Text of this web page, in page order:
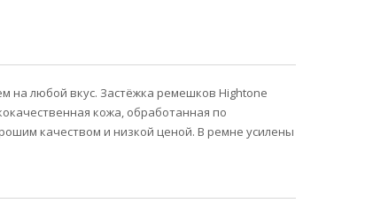
на любой вкус. Застёжка ремешков Hightone
кожа, обработанная по
качеством и низкой ценой. В ремне усилены